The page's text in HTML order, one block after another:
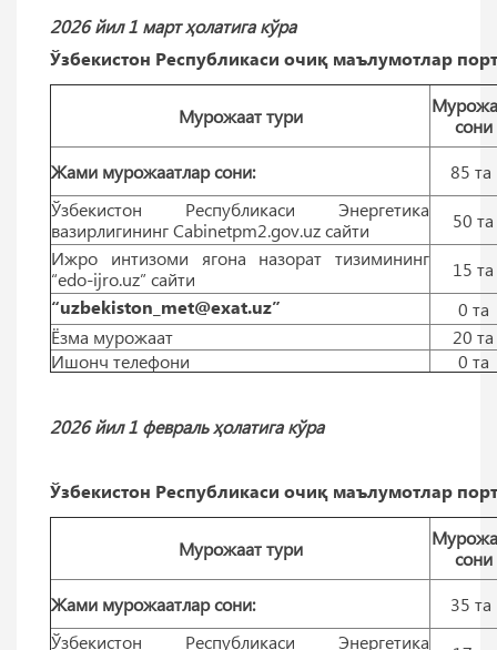
2026 йил 1 март ҳолатига кўра
Ўзбекистон Республикаси очиқ маълумотлар
Мурожаат тури
сони
Жами мурожаатлар сони:
85 тa
Ўзбекистон Республикаси Энергетика
вазирлигининг Cabinetpm2.gov.uz сайти
50 тa
Ижро интизоми ягона назорат тизимининг
“edo-ijro.uz” сайти
15 тa
“uzbekiston_met@exat.uz”
0 тa
Ёзма мурожаат
20 тa
Ишонч телефони
0 тa
2026 йил 1 февраль ҳолатига кўра
Ўзбекистон Республикаси очиқ маълумотлар
Мурожаат тури
сони
Жами мурожаатлар сони:
35 тa
Ўзбекистон Республикаси Энергетика